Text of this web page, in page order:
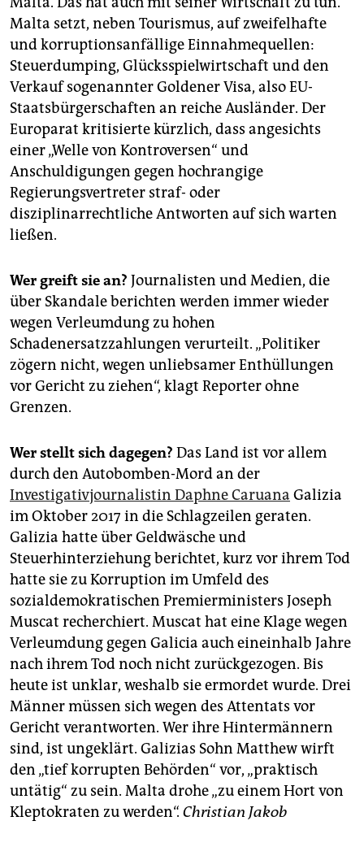
Malta setzt, neben Tourismus, auf zweifelhafte
und korruptionsanfällige Einnahmequellen:
Steuerdumping, Glücksspielwirtschaft und den
Verkauf sogenannter Goldener Visa, also EU-
Staatsbürgerschaften an reiche Ausländer. Der
Europarat kritisierte kürzlich, dass angesichts
einer „Welle von Kontroversen“ und
Anschuldigungen gegen hochrangige
Regierungsvertreter straf- oder
disziplinarrechtliche Antworten auf sich warten
ließen.
Wer greift sie an? Journalisten und Medien, die
über Skandale berichten werden immer wieder
wegen Verleumdung zu hohen
Schadenersatzzahlungen verurteilt. „Politiker
zögern nicht, wegen unliebsamer Enthüllungen
vor Gericht zu ziehen“, klagt Reporter ohne
Grenzen.
Wer stellt sich dagegen? Das Land ist vor allem
durch den Autobomben-Mord an der
Investigativjournalistin Daphne Caruana Galizia
im Oktober 2017 in die Schlagzeilen geraten.
Galizia hatte über Geldwäsche und
Steuerhinterziehung berichtet, kurz vor ihrem Tod
hatte sie zu Korruption im Umfeld des
sozialdemokratischen Premierministers Joseph
Muscat recherchiert. Muscat hat eine Klage wegen
Verleumdung gegen Galicia auch eineinhalb Jahre
nach ihrem Tod noch nicht zurückgezogen. Bis
heute ist unklar, weshalb sie ermordet wurde. Drei
Männer müssen sich wegen des Attentats vor
Gericht verantworten. Wer ihre Hintermännern
sind, ist ungeklärt. Galizias Sohn Matthew wirft
den „tief korrupten Behörden“ vor, „praktisch
untätig“ zu sein. Malta drohe „zu einem Hort von
Kleptokraten zu werden“. Christian Jakob